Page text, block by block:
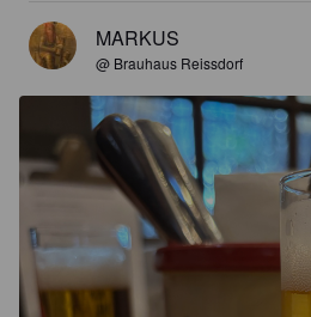
MARKUS
@ Brauhaus Reissdorf